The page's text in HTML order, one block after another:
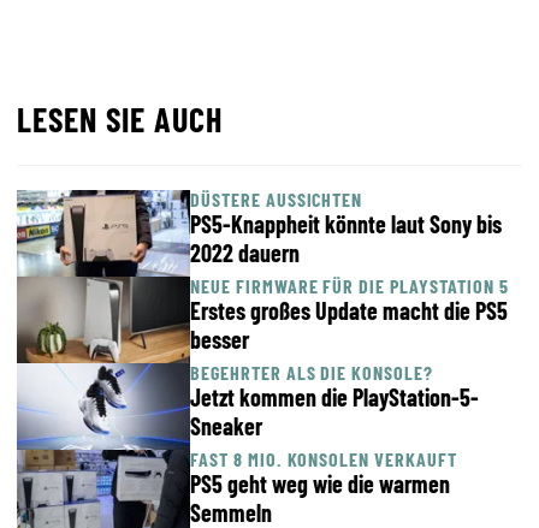
LESEN SIE AUCH
DÜSTERE AUSSICHTEN
PS5-Knappheit könnte laut Sony bis
2022 dauern
NEUE FIRMWARE FÜR DIE PLAYSTATION 5
Erstes großes Update macht die PS5
besser
BEGEHRTER ALS DIE KONSOLE?
Jetzt kommen die PlayStation-5-
Sneaker
FAST 8 MIO. KONSOLEN VERKAUFT
PS5 geht weg wie die warmen
Semmeln